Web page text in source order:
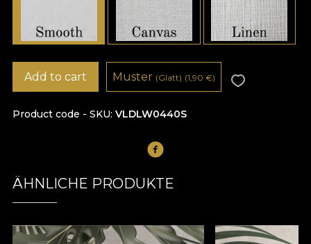
Product code - SKU VLDLW0440S
Add to cart Muster (Glatt) (1,90 €)
ÄHNLICHE PRODUKTE